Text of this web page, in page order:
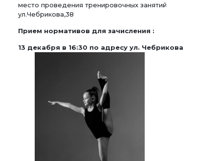
место проведения тренировочных занятий
ул.Чебрикова,38
Прием нормативов для зачисления :
13 декабря в 16:30 по адресу ул. Чебрикова